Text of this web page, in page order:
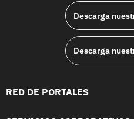
Descarga
Descarga
RED DE PORTALES